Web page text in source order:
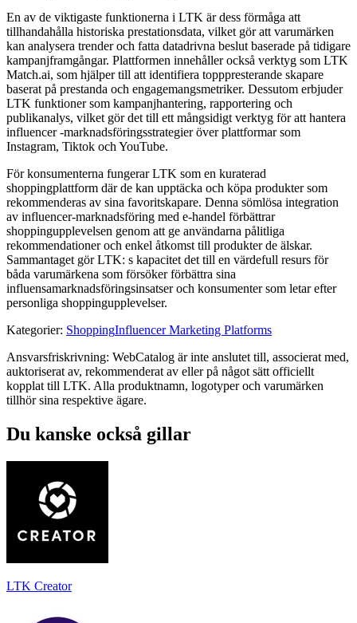
En av de viktigaste funktionerna i LTK är dess förmåga att
tillhandahålla historiska prestationsdata, vilket gör att varumärken
kan analysera trender och fatta datadrivna beslut baserade på tidigare
kampanjframgångar. Plattformen innehåller också verktyg som LTK
Match.ai, som hjälper till att identifiera topppresterande skapare
baserat på prestanda och engagemangsmetriker. Dessutom erbjuder
LTK funktioner som kampanjhantering, rapportering och
publikanalys, vilket gör det till ett mångsidigt verktyg för att hantera
influencer -marknadsföringsstrategier över plattformar som
Instagram, Tiktok och YouTube.
För konsumenterna fungerar LTK som en kuraterad
shoppingplattform där de kan upptäcka och köpa produkter som
rekommenderas av sina favoritskapare. Denna sömlösa integration
av influencer-marknadsföring med e-handel förbättrar
shoppingupplevelsen genom att ge användarna pålitliga
rekommendationer och enkel åtkomst till produkter de älskar.
Sammantaget gör LTK: s kapacitet det till en värdefull resurs för
båda varumärkena som försöker förbättra sina
influensamarknadsföringsinsatser och konsumenter som letar efter
personliga shoppingupplevelser.
Kategorier: ShoppingInfluencer Marketing Platforms
Ansvarsfriskrivning: WebCatalog är inte anslutet till, associerat med,
auktoriserat av, rekommenderat av eller på något sätt officiellt
kopplat till LTK. Alla produktnamn, logotyper och varumärken
tillhör sina respektive ägare.
Du kanske också gillar
LTK Creator